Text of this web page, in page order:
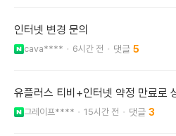
인터넷 변경 문의
cava**** 6시간 전 5
유플러스 티비+인터넷 약정 만료로
그레이프**** 15시간 전 3